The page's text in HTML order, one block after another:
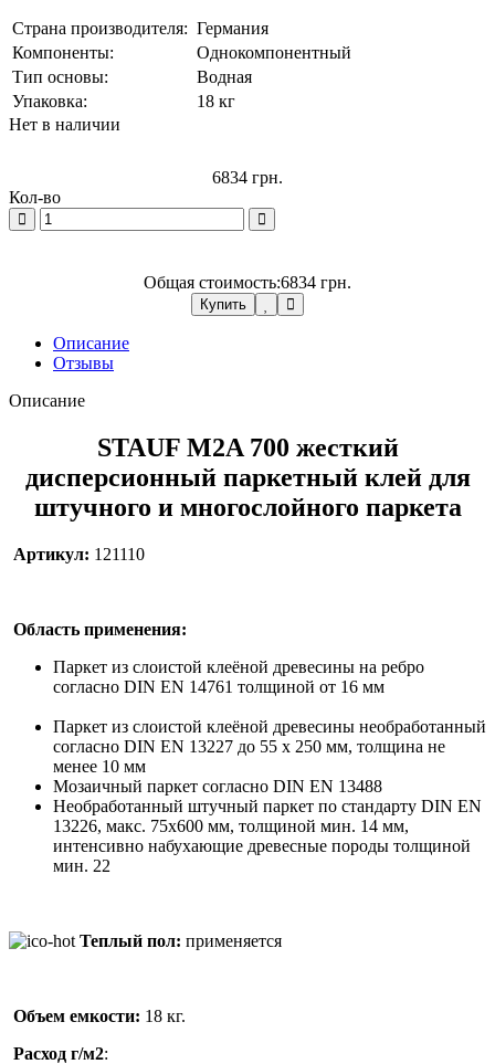
Страна производителя: Германия
Компоненты:
Однокомпонентный
Тип основы:
Водная
Упаковка:
18 кг
Нет в наличии
6834 грн.
Кол-во
Общая стоимость:6834 грн.
Купить
Описание
Отзывы
Описание
STAUF M2A 700 жесткий
дисперсионный паркетный клей для
штучного и многослойного паркета
Артикул: 121110
Область применения:
Паркет из слоистой клеёной древесины на ребро
согласно DIN EN 14761 толщиной от 16 мм
Паркет из слоистой клеёной древесины необработанный
согласно DIN EN 13227 до 55 x 250 мм, толщина не
менее 10 мм
Мозаичный паркет согласно DIN EN 13488
Необработанный штучный паркет по стандарту DIN EN
13226, макс. 75х600 мм, толщиной мин. 14 мм,
интенсивно набухающие древесные породы толщиной
мин. 22
Теплый пол: применяется
Объем емкости: 18 кг.
Расход г/м2: